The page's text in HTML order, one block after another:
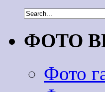
ФОТО
Фото